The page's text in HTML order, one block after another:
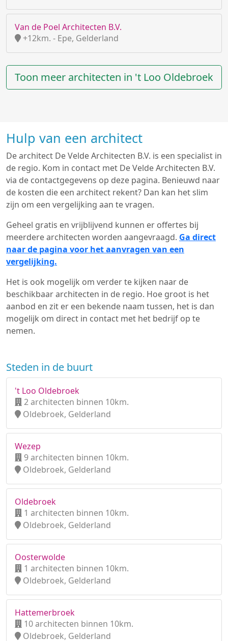
Van de Poel Architecten B.V.
+12km. - Epe, Gelderland
Toon meer architecten in 't Loo Oldebroek
Hulp van een architect
De architect De Velde Architecten B.V. is een specialist in
de regio. Kom in contact met De Velde Architecten B.V.
via de contactgegevens op deze pagina. Benieuwd naar
de kosten die een architect rekent? Dan kan het slim
zijn om een vergelijking aan te vragen.
Geheel gratis en vrijblijvend kunnen er offertes bij
meerdere architecten worden aangevraagd. Ga direct
naar de pagina voor het aanvragen van een
vergelijking.
Het is ook mogelijk om verder te kijken naar de
beschikbaar architecten in de regio. Hoe groot is het
aanbod en zit er een bekende naam tussen, het is dan
mogelijk om direct in contact met het bedrijf op te
nemen.
Steden in de buurt
't Loo Oldebroek
2 architecten binnen 10km.
Oldebroek, Gelderland
Wezep
9 architecten binnen 10km.
Oldebroek, Gelderland
Oldebroek
1 architecten binnen 10km.
Oldebroek, Gelderland
Oosterwolde
1 architecten binnen 10km.
Oldebroek, Gelderland
Hattemerbroek
10 architecten binnen 10km.
Oldebroek, Gelderland